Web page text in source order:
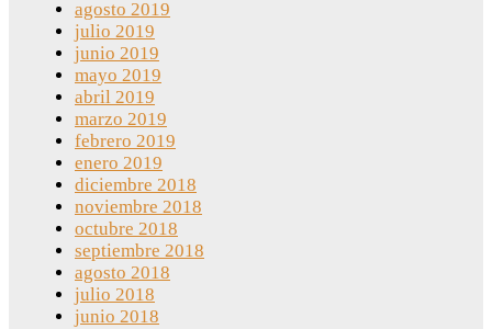
agosto 2019
julio 2019
junio 2019
mayo 2019
abril 2019
marzo 2019
febrero 2019
enero 2019
diciembre 2018
noviembre 2018
octubre 2018
septiembre 2018
agosto 2018
julio 2018
junio 2018